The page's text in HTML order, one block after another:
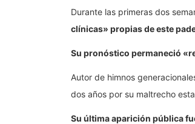
Durante las primeras dos
clínicas» propias de este
Su pronóstico permaneció
Autor de himnos
dos años por su maltrecho
Su última aparición pública